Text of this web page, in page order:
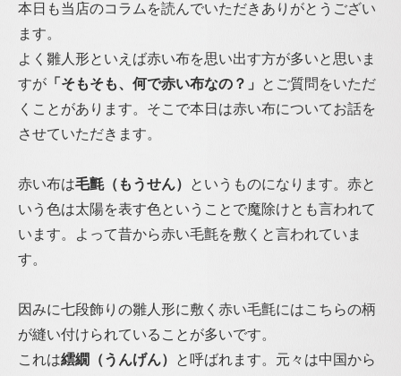
本日も当店のコラムを読んでいただきありがとうござい
ます。
よく雛人形といえば赤い布を思い出す方が多いと思いま
すが 「そもそも、何で赤い布なの？」
とご質問をいただ
くことがあります。そこで本日は赤い布についてお話を
させていただきます。
赤い布は毛氈（もうせん）
というものになります。赤と
いう色は太陽を表す色ということで魔除けとも言われて
います。よって昔から赤い毛氈を敷くと言われていま
す。
因みに七段飾りの雛人形に敷く赤い毛氈にはこちらの柄
が縫い付けられていることが多いです。
これは繧繝（うんげん）
と呼ばれます。元々は中国から